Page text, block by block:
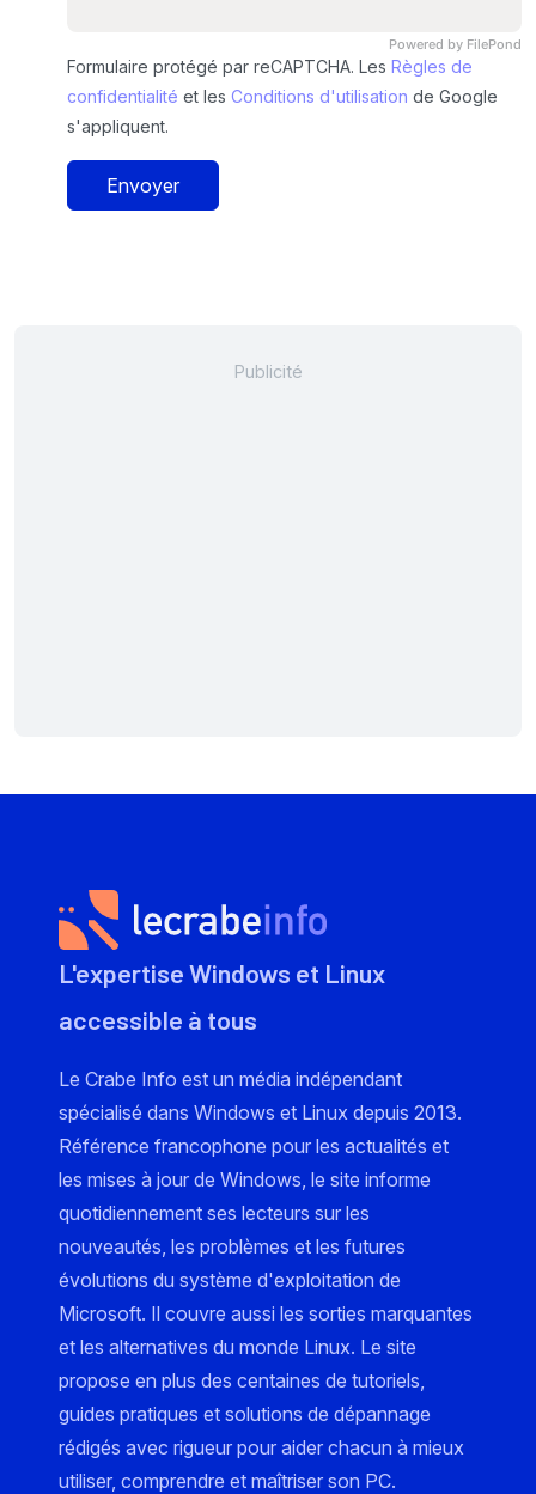
Powered by FilePond
Formulaire protégé par reCAPTCHA. Les Règles de
confidentialité et les Conditions d'utilisation de Google
s'appliquent.
Envoyer
L'expertise Windows et Linux
accessible à tous
Le Crabe Info est un média indépendant
spécialisé dans Windows et Linux depuis 2013.
Référence francophone pour les actualités et
les mises à jour de Windows, le site informe
quotidiennement ses lecteurs sur les
nouveautés, les problèmes et les futures
évolutions du système d'exploitation de
Microsoft. Il couvre aussi les sorties marquantes
et les alternatives du monde Linux. Le site
propose en plus des centaines de tutoriels,
guides pratiques et solutions de dépannage
rédigés avec rigueur pour aider chacun à mieux
utiliser, comprendre et maîtriser son PC.